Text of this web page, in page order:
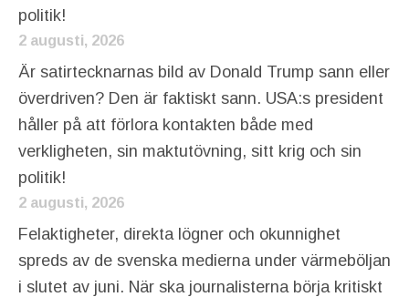
politik!
2 augusti, 2026
Är satirtecknarnas bild av Donald Trump sann eller
överdriven? Den är faktiskt sann. USA:s president
håller på att förlora kontakten både med
verkligheten, sin maktutövning, sitt krig och sin
politik!
2 augusti, 2026
Felaktigheter, direkta lögner och okunnighet
spreds av de svenska medierna under värmeböljan
i slutet av juni. När ska journalisterna börja kritiskt